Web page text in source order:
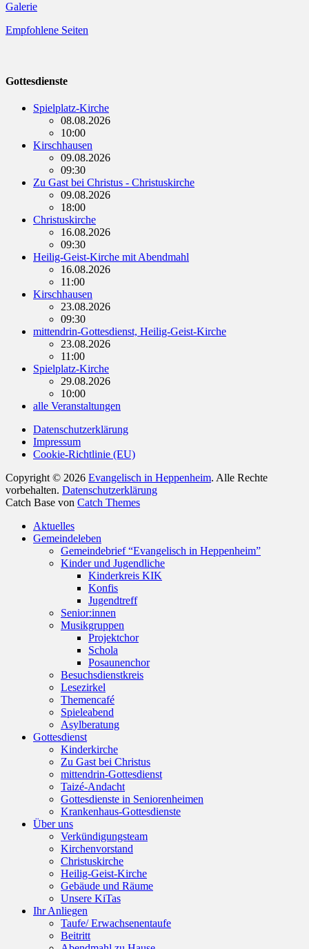
Galerie
Empfohlene Seiten
Gottesdienste
Spielplatz-Kirche
08.08.2026
10:00
Kirschhausen
09.08.2026
09:30
Zu Gast bei Christus - Christuskirche
09.08.2026
18:00
Christuskirche
16.08.2026
09:30
Heilig-Geist-Kirche mit Abendmahl
16.08.2026
11:00
Kirschhausen
23.08.2026
09:30
mittendrin-Gottesdienst, Heilig-Geist-Kirche
23.08.2026
11:00
Spielplatz-Kirche
29.08.2026
10:00
alle Veranstaltungen
Datenschutzerklärung
Impressum
Cookie-Richtlinie (EU)
Copyright © 2026 Evangelisch in Heppenheim. Alle Rechte
vorbehalten. Datenschutzerklärung
Catch Base von Catch Themes
oben
scrollen
Aktuelles
Gemeindeleben
Gemeindebrief “Evangelisch in Heppenheim”
Kinder und Jugendliche
Kinderkreis KIK
Konfis
Jugendtreff
Senior:innen
Musikgruppen
Projektchor
Schola
Posaunenchor
Besuchsdienstkreis
Lesezirkel
Themencafé
Spieleabend
Asylberatung
Gottesdienst
Kinderkirche
Zu Gast bei Christus
mittendrin-Gottesdienst
Taizé-Andacht
Gottesdienste in Seniorenheimen
Krankenhaus-Gottesdienste
Über uns
Verkündigungsteam
Kirchenvorstand
Christuskirche
Heilig-Geist-Kirche
Gebäude und Räume
Unsere KiTas
Ihr Anliegen
Taufe/ Erwachsenentaufe
Beitritt